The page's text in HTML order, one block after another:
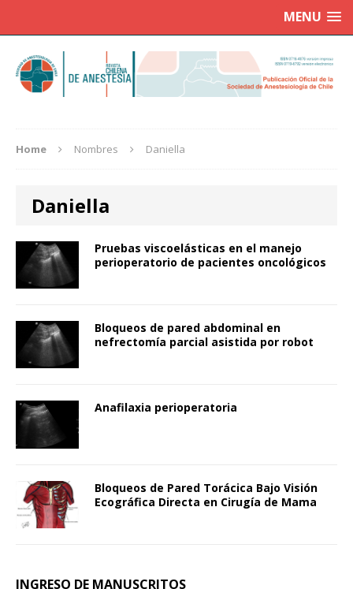
MENU
Home Nombres Daniella
Daniella
Pruebas viscoelásticas en el manejo
perioperatorio de pacientes oncológicos
Bloqueos de pared abdominal en
nefrectomía parcial asistida por robot
Anafilaxia perioperatoria
Bloqueos de Pared Torácica Bajo Visión
Ecográfica Directa en Cirugía de Mama
INGRESO DE MANUSCRITOS